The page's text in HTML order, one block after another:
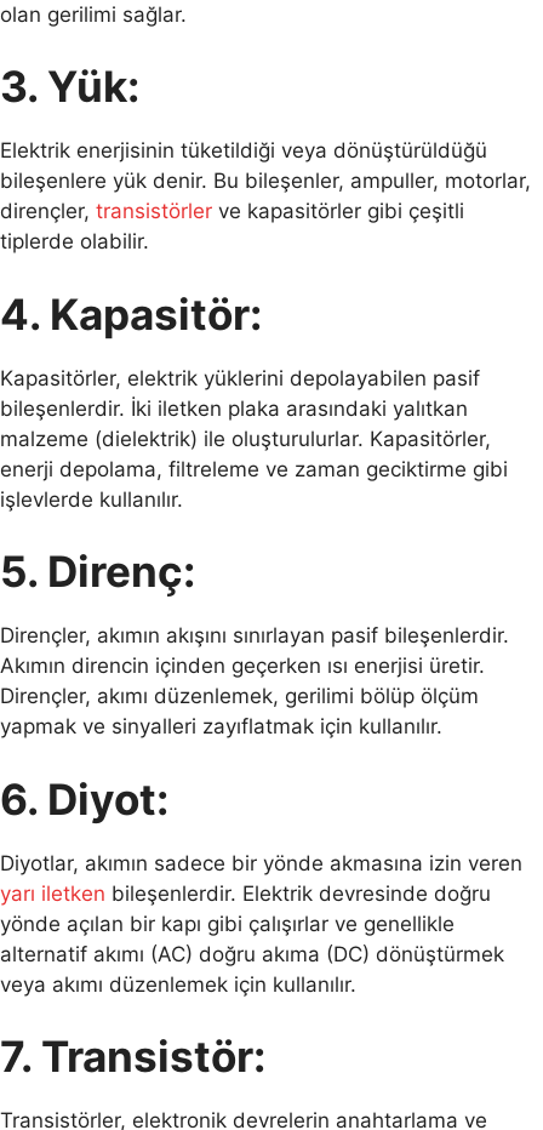
olan gerilimi sağlar.
3. Yük:
Elektrik enerjisinin tüketildiği veya dönüştürüldüğü
bileşenlere yük denir. Bu bileşenler, ampuller, motorlar,
dirençler, transistörler ve kapasitörler gibi çeşitli
tiplerde olabilir.
4. Kapasitör:
Kapasitörler, elektrik yüklerini depolayabilen pasif
bileşenlerdir. İki iletken plaka arasındaki yalıtkan
malzeme (dielektrik) ile oluşturulurlar. Kapasitörler,
enerji depolama, filtreleme ve zaman geciktirme gibi
işlevlerde kullanılır.
5. Direnç:
Dirençler, akımın akışını sınırlayan pasif bileşenlerdir.
Akımın direncin içinden geçerken ısı enerjisi üretir.
Dirençler, akımı düzenlemek, gerilimi bölüp ölçüm
yapmak ve sinyalleri zayıflatmak için kullanılır.
6. Diyot:
Diyotlar, akımın sadece bir yönde akmasına izin veren
yarı iletken bileşenlerdir. Elektrik devresinde doğru
yönde açılan bir kapı gibi çalışırlar ve genellikle
alternatif akımı (AC) doğru akıma (DC) dönüştürmek
veya akımı düzenlemek için kullanılır.
7. Transistör:
Transistörler, elektronik devrelerin anahtarlama ve